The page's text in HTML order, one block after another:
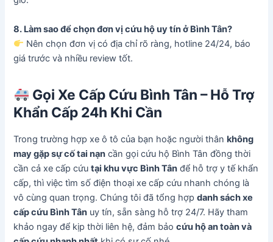
8. Làm sao để chọn đơn vị cứu hộ uy tín ở Bình Tân?
Nên chọn đơn vị có địa chỉ rõ ràng, hotline 24/24, báo
giá trước và nhiều review tốt.
Gọi Xe Cấp Cứu Bình Tân – Hỗ Trợ
Khẩn Cấp 24h Khi Cần
Trong trường hợp xe ô tô của bạn hoặc người thânkhông
may gặp sự cố tai nạn cần gọi cứu hộ Bình Tân đồng thời
cần cả xe cấp cứutại khu vực Bình Tân để hỗ trợ y tế khẩn
cấp, thì việc tìm số điện thoại xe cấp cứu nhanh chóng là
vô cùng quan trọng. Chúng tôi đã tổng hợpdanh sách xe
cấp cứu Bình Tân uy tín, sẵn sàng hỗ trợ 24/7. Hãy tham
khảo ngay để kịp thời liên hệ, đảm bảocứu hộ an toàn và